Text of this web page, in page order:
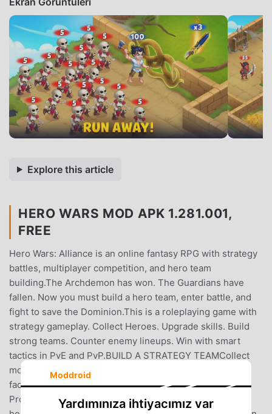
Explore this article
HERO WARS MOD APK 1.281.001,
FREE
Hero Wars: Alliance is an online fantasy RPG with strategy
battles, multiplayer competition, and hero team
building.The Archdemon has won. The Guardians have
fallen. Now you must build a hero team, enter battle, and
fight to save the Dominion.This is a roleplaying game with
strategy gameplay. Collect Heroes. Upgrade skills. Build
strong teams. Counter enemy lineups. Win with smart
tactics in PvE and PvP.BUILD A STRATEGY TEAMCollect
more than 80 Heroes. Each Hero belongs to one of six
factions: Chaos, Eternity, Honor, Mystery, Nature, or
Progress. Every faction has its own role in battle. Learn
Moddroid
Yardımınıza ihtiyacımız var